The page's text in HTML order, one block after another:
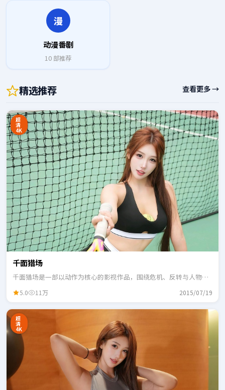
漫
动漫番剧
10部推荐
精选推荐 查看更多 →
超
清
4K
千面猎场
千面猎场是一部以动作为核心的影视作品，围绕危机、反转与人物成
5.0 11万 2015/07/19
超
清
4K